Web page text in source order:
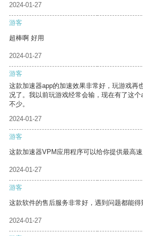
2024-01-27
游客
超棒啊 好用
2024-01-27
游客
这款加速器app的加速效果非常好，玩游戏再
况了。我以前玩游戏经常会输，现在有了这
不少。
2024-01-27
游客
这款加速器VPM应用程序可以给你提供最高速
2024-01-27
游客
这款软件的售后服务非常好，遇到问题都能得
2024-01-27